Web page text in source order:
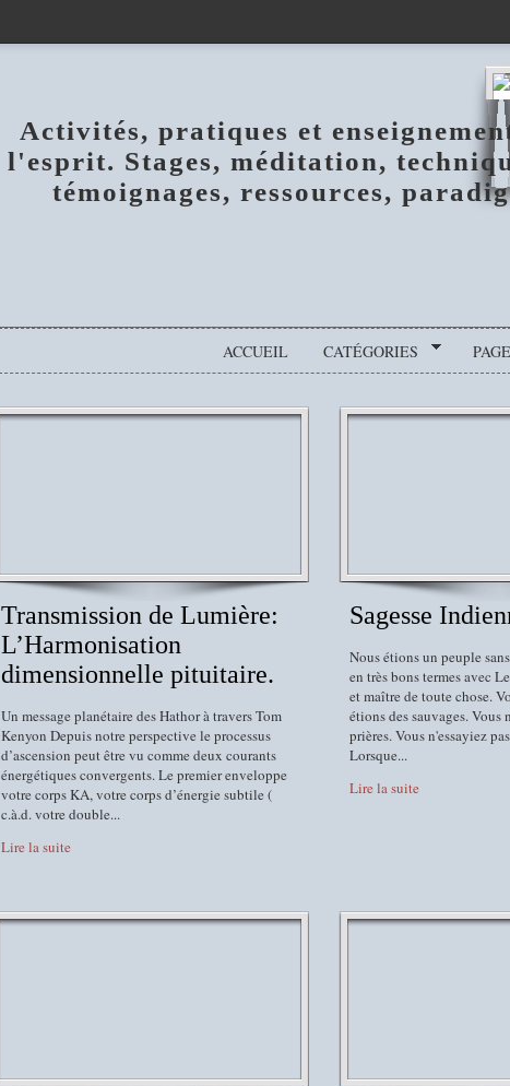
Activités, pratiques et
l'esprit. Stages, méditation,
témoignages, ressources,
ACCUEIL CATÉGORIES
Transmission de Lumière:
L’Harmonisation
dimensionnelle pituitaire.
Un message planétaire des Hathor à travers Tom
Kenyon Depuis notre perspective le processus
d’ascension peut être vu comme deux courants
énergétiques convergents. Le premier enveloppe
votre corps KA, votre corps d’énergie subtile (
c.à.d. votre double...
Lire la suite
Sagesse
Nous étions un peuple
en très bons termes avec
et maître de toute chose.
étions des sauvages. Vous
prières. Vous n'essayiez
Lorsque...
Lire la suite